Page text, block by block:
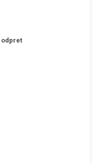
odpret